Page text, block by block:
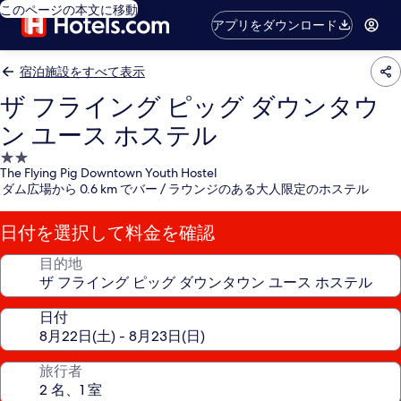
このページの本文に移動
アプリをダウンロード
宿泊施設をすべて表示
ザ フライング ピッグ ダウンタウ
ン ユース ホステル
2.0
つ
星
宿
泊
施
The Flying Pig Downtown Youth Hostel
ダム広場から 0.6 km でバー / ラウンジのある大人限定のホステル
日付を選択して料金を確認
目的地
日付
旅行者